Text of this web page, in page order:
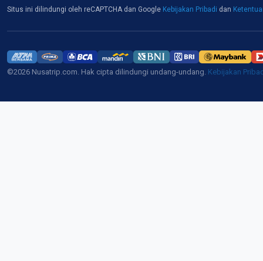
Situs ini dilindungi oleh reCAPTCHA dan Google Kebijakan Pribadi dan
©2026 Nusatrip.com. Hak cipta dilindungi undang-undang. Kebijakan